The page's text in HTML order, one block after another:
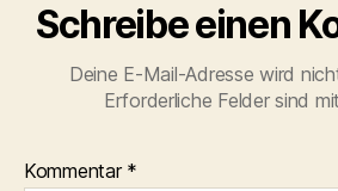
Schreibe einen
Deine E-Mail-Adresse wird
Erforderliche Felder sind mit
Kommentar *